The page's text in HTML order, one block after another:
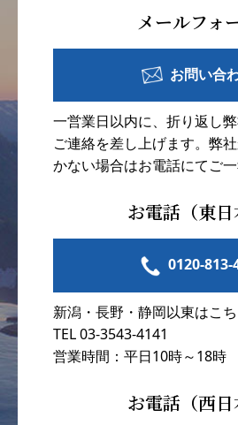
メールフォ
お問い合
一営業日以内に、折り返し
ご連絡を差し上げます。弊
かない場合はお電話にてご一
お電話（東日
0120-813-
新潟・長野・静岡以東はこ
TEL 03-3543-4141
営業時間：平日10時～18時
お電話（西日